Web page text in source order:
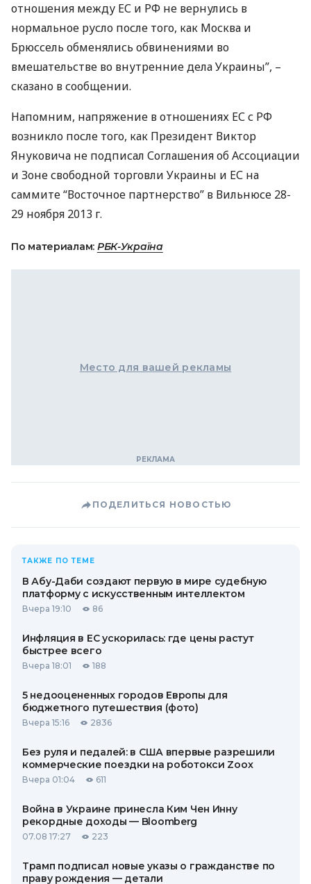
отношения между ЕС и РФ не вернулись в
нормальное русло после того, как Москва и
Брюссель обменялись обвинениями во
вмешательстве во внутренние дела Украины”, –
сказано в сообщении.
Напомним, напряжение в отношениях ЕС с РФ
возникло после того, как Президент Виктор
Януковича не подписал Соглашения об Ассоциации
и Зоне свободной торговли Украины и ЕС на
саммите “Восточное партнерство” в Вильнюсе 28-
29 ноября 2013 г.
По материалам: РБК-Україна
Место для вашей рекламы
ПОДЕЛИТЬСЯ НОВОСТЬЮ
ТАКЖЕ ПО ТЕМЕ
В Абу-Даби создают первую в мире судебную
платформу с искусственным интеллектом
Вчера 19:10 86
Инфляция в ЕС ускорилась: где цены растут
быстрее всего
Вчера 18:01 188
5 недооцененных городов Европы для
бюджетного путешествия (фото)
Вчера 15:16 2836
Без руля и педалей: в США впервые разрешили
коммерческие поездки на роботокси Zoox
Вчера 01:04 611
Война в Украине принесла Ким Чен Инну
рекордные доходы — Bloomberg
07.08 17:27 223
Трамп подписал новые указы о гражданстве по
праву рождения — детали